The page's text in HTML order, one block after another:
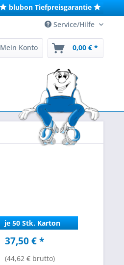
blubon Tiefpreisgarantie
Service/Hilfe
Mein Konto 0,00 € *
je 50 Stk. Karton
37,50 € *
(44,62 € brutto)